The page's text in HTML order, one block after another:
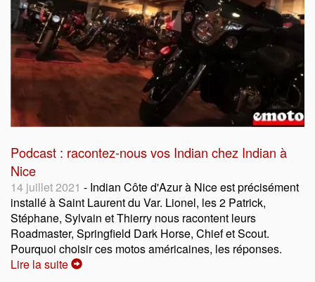
Podcast : racontez-nous vos Indian chez Indian à
Nice
14 juillet 2021 - Indian Côte d'Azur à Nice est précisément
installé à Saint Laurent du Var. Lionel, les 2 Patrick,
Stéphane, Sylvain et Thierry nous racontent leurs
Roadmaster, Springfield Dark Horse, Chief et Scout.
Pourquoi choisir ces motos américaines, les réponses.
Lire la suite